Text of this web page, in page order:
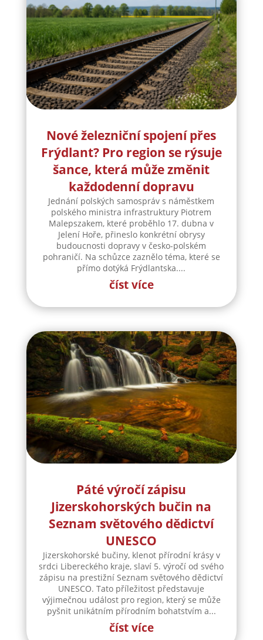
Nové železniční spojení přes
Frýdlant? Pro region se rýsuje
šance, která může změnit
každodenní dopravu
Jednání polských samospráv s náměstkem
polského ministra infrastruktury Piotrem
Malepszakem, které proběhlo 17. dubna v
Jelení Hoře, přineslo konkrétní obrysy
budoucnosti dopravy v česko-polském
pohraničí. Na schůzce zaznělo téma, které se
přímo dotýká Frýdlantska....
číst více
Páté výročí zápisu
Jizerskohorských bučin na
Seznam světového dědictví
UNESCO
Jizerskohorské bučiny, klenot přírodní krásy v
srdci Libereckého kraje, slaví 5. výročí od svého
zápisu na prestižní Seznam světového dědictví
UNESCO. Tato příležitost představuje
výjimečnou událost pro region, který se může
pyšnit unikátním přírodním bohatstvím a...
číst více